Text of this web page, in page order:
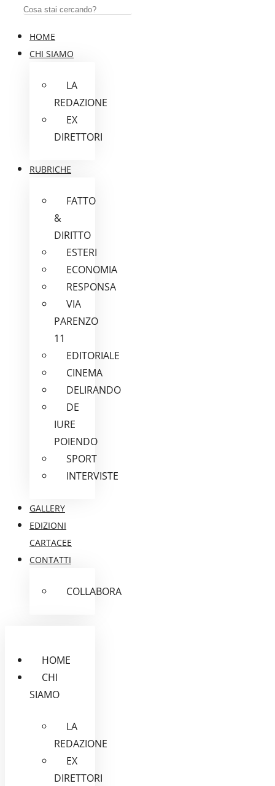
HOME
CHI SIAMO
LA
REDAZIONE
EX
DIRETTORI
RUBRICHE
FATTO
&
DIRITTO
ESTERI
ECONOMIA
RESPONSA
VIA
PARENZO
11
EDITORIALE
CINEMA
DELIRANDO
DE
IURE
POIENDO
SPORT
INTERVISTE
GALLERY
EDIZIONI
CARTACEE
CONTATTI
COLLABORA
HOME
CHI
SIAMO
LA
REDAZIONE
EX
DIRETTORI